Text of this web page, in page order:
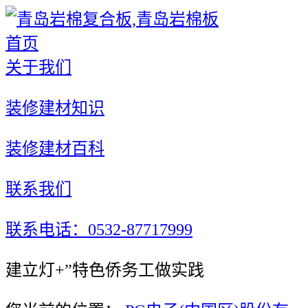
首页
关于我们
装修建材知识
装修建材百科
联系我们
联系电话：0532-87717999
建立灯+”特色侨务工做实践